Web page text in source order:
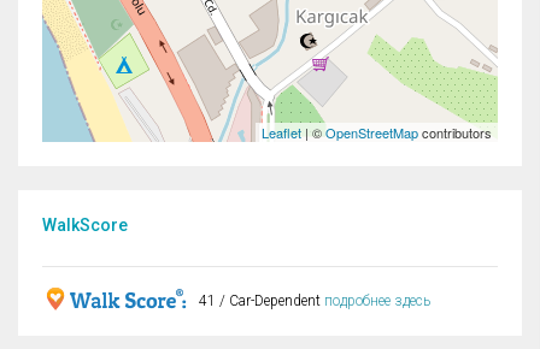
Leaflet | ©OpenStreetMapcontributors
WalkScore
41 / Car-Dependent подробнее здесь